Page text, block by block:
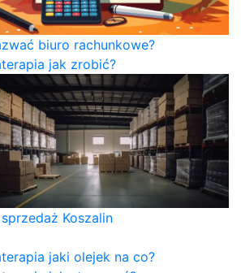
biuro rachunkowe?
jak zrobić?
Koszalin
jaki olejek na co?